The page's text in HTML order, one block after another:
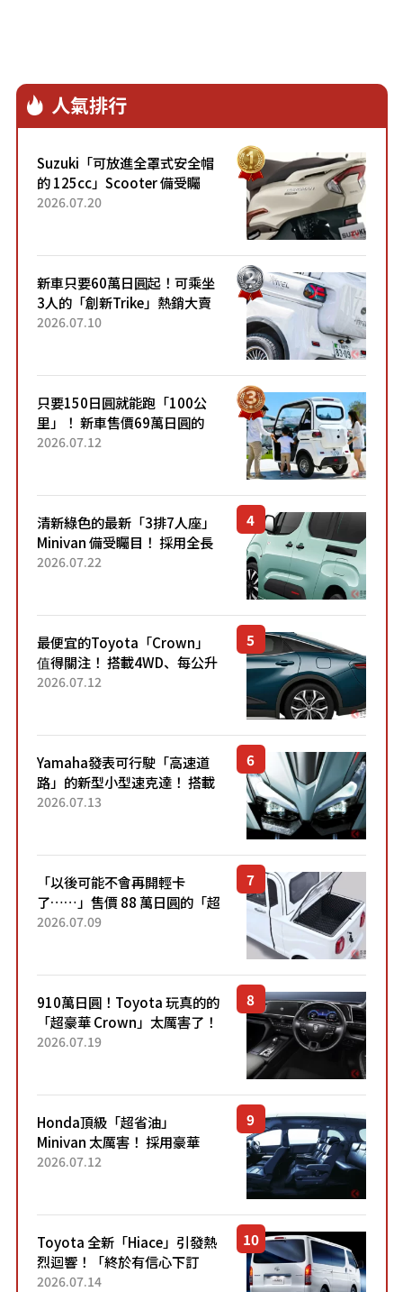
人氣排行
Suzuki「可放進全罩式安全帽
的 125cc」Scooter 備受矚
目！採用全新流線設計與各項
2026.07.20
新車只要60萬日圓起！可乘坐
3人的「創新Trike」熱銷大賣
成為人氣車款！「養車成本真
2026.07.10
只要150日圓就能跑「100公
里」！ 新車售價69萬日圓的
「3人座」Trike大受歡迎！ 順
2026.07.12
清新綠色的最新「3排7人座」
Minivan 備受矚目！ 採用全長
4.7公尺剛剛好的車身尺寸與
2026.07.22
最便宜的Toyota「Crown」
值得關注！ 搭載4WD、每公升
22.4公里低油耗表現超亮眼！
2026.07.12
Yamaha發表可行駛「高速道
路」的新型小型速克達！ 搭載
能享受超強勁「渦輪感」的動
2026.07.13
「以後可能不會再開輕卡
了……」售價 88 萬日圓的「超
迷你輕型貨車」引發兩極評
了！...
2026.07.09
910萬日圓！Toyota 玩真的的
「超豪華 Crown」太厲害了！
採用由「匠人技藝」打造的
2026.07.19
Honda頂級「超省油」
Minivan 太厲害！ 採用豪華
「真皮座椅」與專屬「黑色內
「三...
2026.07.12
Toyota 全新「Hiace」引發熱
烈迴響！「終於有信心下訂
了！」「哪個等級交車最
2026.07.14